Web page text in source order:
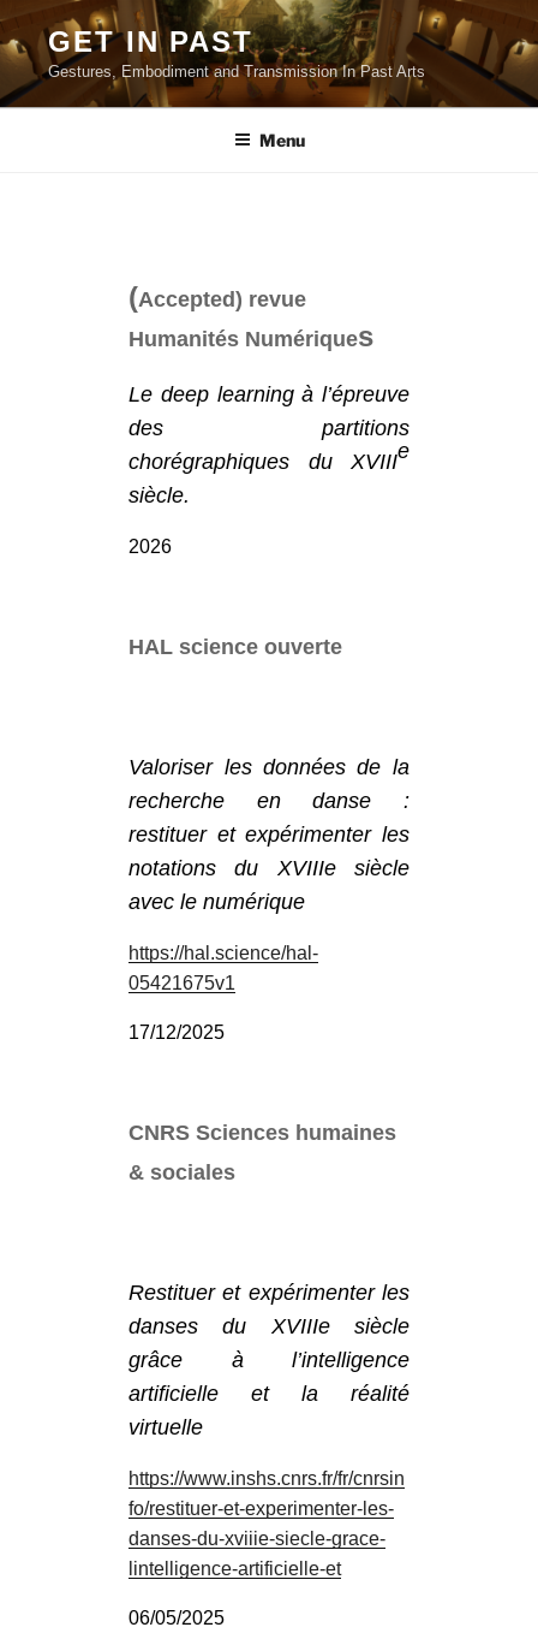
Aller
au
contenu
GET IN PAST
Gestures, Embodiment and Transmission In Past Arts
Menu
(Accepted) revue
Humanités Numériques
Le deep learning à l’épreuve
des partitions
chorégraphiques du XVIIIe
siècle.
2026
HAL science ouverte
Valoriser les données de la
recherche en danse :
restituer et expérimenter les
notations du XVIIIe siècle
avec le numérique
https://hal.science/hal-
05421675v1
17/12/2025
CNRS Sciences humaines
& sociales
Restituer et expérimenter les
danses du XVIIIe siècle
grâce à l’intelligence
artificielle et la réalité
virtuelle
https://www.inshs.cnrs.fr/fr/cnrsin
fo/restituer-et-experimenter-les-
danses-du-xviiie-siecle-grace-
lintelligence-artificielle-et
06/05/2025